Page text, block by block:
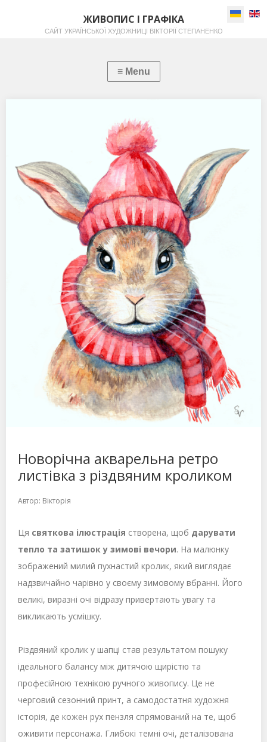
ЖИВОПИС І ГРАФІКА
САЙТ УКРАЇНСЬКОЇ ХУДОЖНИЦІ ВІКТОРІЇ СТЕПАНЕНКО
Новорічна акварельна ретро
листівка з різдвяним кроликом
Автор: Вікторія
Ця святкова ілюстрація створена, щоб дарувати
тепло та затишок у зимові вечори. На малюнку
зображений милий пухнастий кролик, який виглядає
надзвичайно чарівно у своєму зимовому вбранні. Його
великі, виразні очі відразу привертають увагу та
викликають усмішку.
Різдвяний кролик у шапці став результатом пошуку
ідеального балансу між дитячою щирістю та
професійною технікою ручного живопису. Це не
черговий сезонний принт, а самодостатня художня
історія, де кожен рух пензля спрямований на те, щоб
оживити персонажа. Глибокі темні очі, деталізована